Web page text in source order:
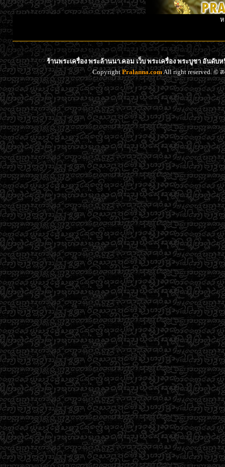
ร้านพระเครื่อง พระล้านนา.คอม เว็บ พระเครื่อง พระบูชา อันดับ
CopyrightPralanna.comAll right reserved. ©